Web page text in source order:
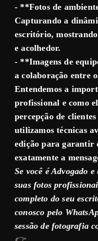
- **Fotos de
Capturando a
escritório,
e acolhedor.
- **Imagens de
a colaboração entre
Entendemos a
profissional e como
percepção de
utilizamos técnicas
edição para garantir
exatamente a
Se você é Advogado
suas fotos
completo do seu
conosco pelo
sessão de fotografia